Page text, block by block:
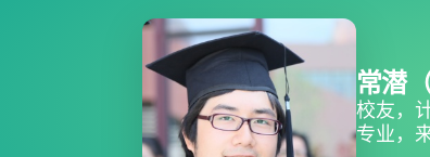
常潜
校友，
专业，